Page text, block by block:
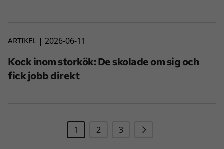
ARTIKEL 2026-06-11
Kock inom storkök: De skolade om sig och
fick jobb direkt
1 2 3 Nästa